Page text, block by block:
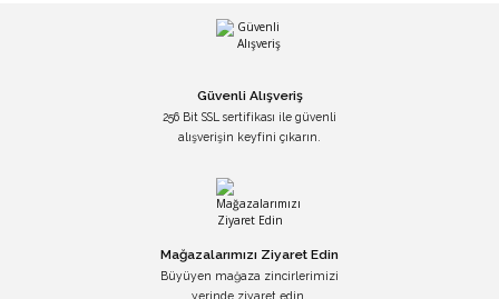
Güvenli Alışveriş
256 Bit SSL sertifikası ile güvenli
alışverişin keyfini çıkarın.
Mağazalarımızı Ziyaret Edin
Büyüyen mağaza zincirlerimizi
yerinde ziyaret edin.